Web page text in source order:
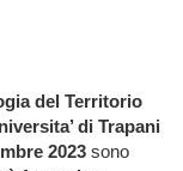
del Territorio
di Trapani
2023 sono